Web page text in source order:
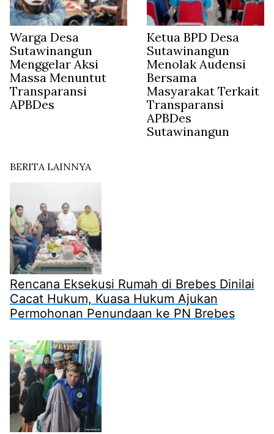
Warga Desa
Sutawinangun
Menggelar Aksi
Massa Menuntut
Transparansi
APBDes
Ketua BPD Desa
Sutawinangun
Menolak Audensi
Bersama
Masyarakat Terkait
Transparansi
APBDes
Sutawinangun
BERITA LAINNYA
Rencana Eksekusi Rumah di Brebes Dinilai
Cacat Hukum, Kuasa Hukum Ajukan
Permohonan Penundaan ke PN Brebes